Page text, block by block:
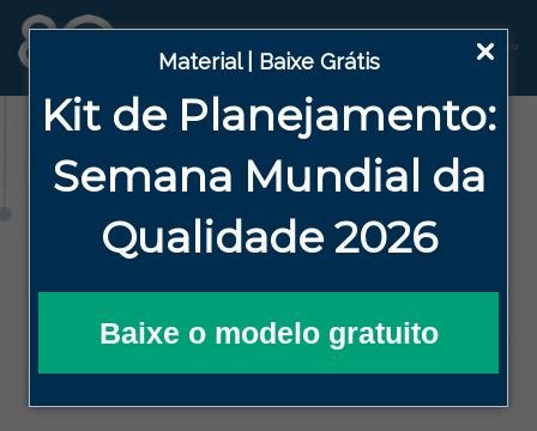
Material | Baixe Grátis
Kit de Planejamento:
Semana Mundial da
Qualidade 2026
Baixe o modelo gratuito
Blog
HOME
BLOG DA QUALIDADE EFICAZ
CONHEÇA O PAPEL DA LIDERANÇA NA